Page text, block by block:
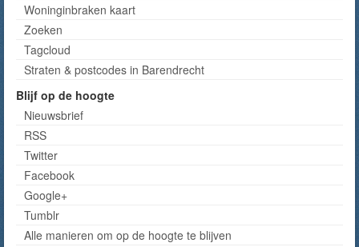
Woninginbraken kaart
Zoeken
Tagcloud
Straten & postcodes in Barendrecht
Blijf op de hoogte
Nieuwsbrief
RSS
Twitter
Facebook
Google+
Tumblr
Alle manieren om op de hoogte te blijven